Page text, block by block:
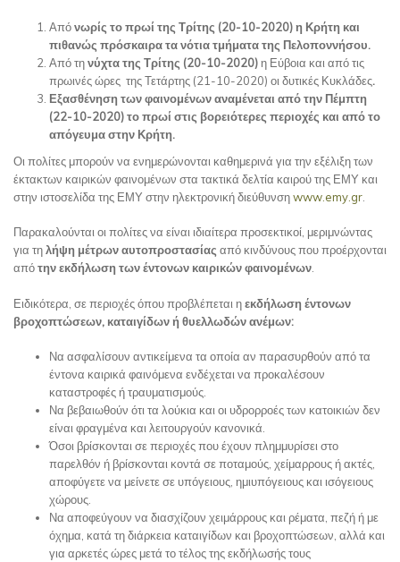
Απόνωρίς το πρωί της Τρίτης (20-10-2020) η Κρήτη και
πιθανώς πρόσκαιρα τα νότια τμήματα της Πελοποννήσου.
Από τηνύχτα της Τρίτης (20-10-2020)η Εύβοια και από τις
πρωινές ώρες της Τετάρτης (21-10-2020) οι δυτικές Κυκλάδες.
Εξασθένηση των φαινομένων αναμένεται από την Πέμπτη
(22-10-2020) το πρωί στις βορειότερες περιοχές και από το
απόγευμα στην Κρήτη.
Οι πολίτες μπορούν να ενημερώνονται καθημερινά για την εξέλιξη των
έκτακτων καιρικών φαινομένων στα τακτικά δελτία καιρού της ΕΜΥ και
στην ιστοσελίδα της ΕΜΥ στην ηλεκτρονική διεύθυνσηwww.emy.gr
Παρακαλούνται οι πολίτες να είναι ιδιαίτερα προσεκτικοί, μεριμνώντας
για τηλήψη μέτρων αυτοπροστασίας από κινδύνους που προέρχονται
απότην εκδήλωση των έντονων καιρικών φαινομένων.
Ειδικότερα, σε περιοχές όπου προβλέπεται ηεκδήλωση έντονων
βροχοπτώσεων, καταιγίδων ή θυελλωδών ανέμων:
Να ασφαλίσουν αντικείμενα τα οποία αν παρασυρθούν από τα
έντονα καιρικά φαινόμενα ενδέχεται να προκαλέσουν
καταστροφές ή τραυματισμούς.
Να βεβαιωθούν ότι τα λούκια και οι υδρορροές των κατοικιών δεν
είναι φραγμένα και λειτουργούν κανονικά.
Όσοι βρίσκονται σε περιοχές που έχουν πλημμυρίσει στο
παρελθόν ή βρίσκονται κοντά σε ποταμούς, χείμαρρους ή ακτές,
αποφύγετε να μείνετε σε υπόγειους, ημιυπόγειους και ισόγειους
χώρους.
Να αποφεύγουν να διασχίζουν χειμάρρους και ρέματα, πεζή ή με
όχημα, κατά τη διάρκεια καταιγίδων και βροχοπτώσεων, αλλά και
για αρκετές ώρες μετά το τέλος της εκδήλωσής τους